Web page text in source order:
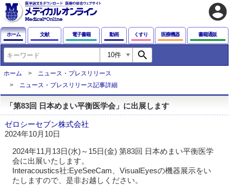
account_circle
ホーム 文献 電子書籍 動画 くすり 医療機器 書籍通販
search
ホーム
ニュース・プレスリリース
ニュース・プレスリリース記事詳細
「第83回 日本めまい平衡医学会」に出展します
ゼロシーセブン株式会社
2024年10月10日
2024年11月13日(水)～15日(金) 第83回 日本めまい平衡医学
会に出展いたします。
Interacoustics社:EyeSeeCam、VisualEyesの機器展示をい
たしますので、是非お越しください。